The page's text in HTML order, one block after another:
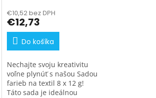
€10,52 bez DPH
€12,73
Do košíka
Nechajte svoju kreativitu
voľne plynúť s našou Sadou
farieb na textil 8 x 12 g!
Táto sada je ideálnou